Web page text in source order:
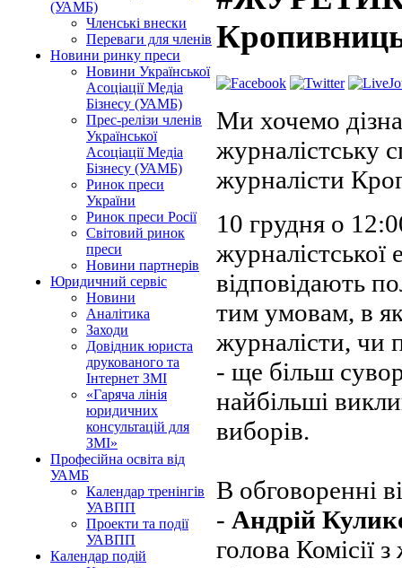
(УАМБ)
Членські внески
Переваги для членів
Новини ринку преси
Новини Української
Асоціації Медіа
Бізнесу (УАМБ)
Прес-релізи членів
Української
Асоціації Медіа
Бізнесу (УАМБ)
Ринок преси
України
Ринок преси Росії
Світовий ринок
преси
Новини партнерів
Юридичний сервіс
Новини
Аналітика
Заходи
Довідник юриста
друкованого та
Інтернет ЗМІ
«Гаряча лінія
юридичних
консультацій для
ЗМІ»
Професійна освіта від
УАМБ
Календар тренінгів
УАВПП
Проекти та події
УАВПП
Календар подій
Ми хочемо
журналістську
журналісти
10 грудня о
відповідають
тим умовам, в
журналісти, чи
- ще більш
найбільші
виборів.
В обговоренні
- Андрій
голова Комісії